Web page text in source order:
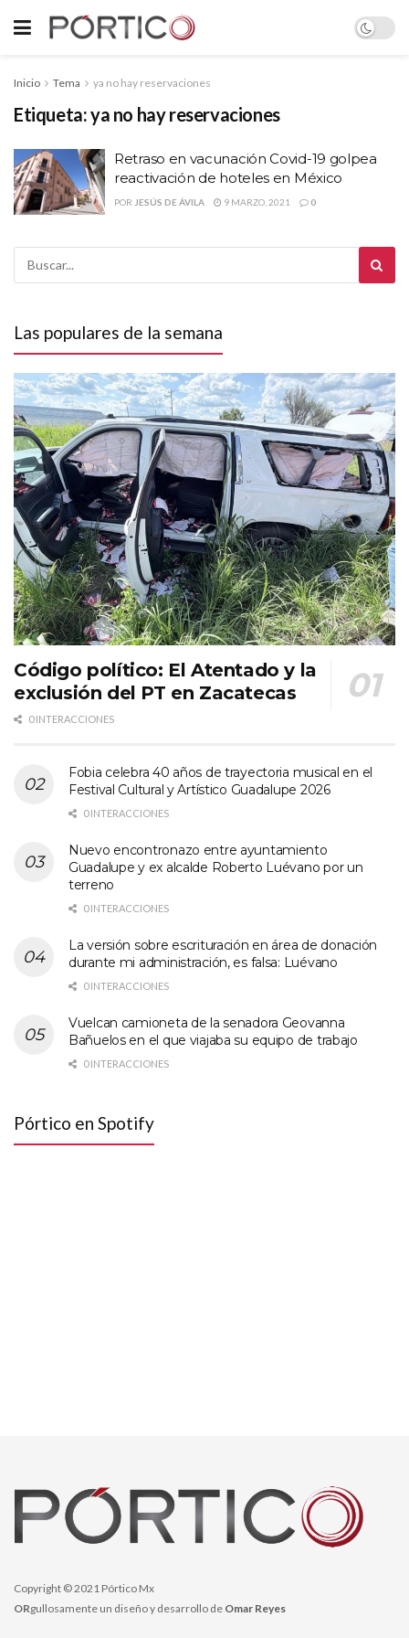
Inicio Tema ya no hay reservaciones
Etiqueta:ya no hay reservaciones
Retraso en vacunación Covid-19 golpea
reactivación de hoteles en México
POR JESÚS DE ÁVILA 9 MARZO, 2021 0
Las populares de la semana
Código político: El Atentado y la
exclusión del PT en Zacatecas
0 INTERACCIONES
Fobia celebra 40 años de trayectoria musical en el
Festival Cultural y Artístico Guadalupe 2026
0 INTERACCIONES
Nuevo encontronazo entre ayuntamiento
Guadalupe y ex alcalde Roberto Luévano por un
terreno
0 INTERACCIONES
La versión sobre escrituración en área de donación
durante mi administración, es falsa: Luévano
0 INTERACCIONES
Vuelcan camioneta de la senadora Geovanna
Bañuelos en el que viajaba su equipo de trabajo
0 INTERACCIONES
Pórtico en Spotify
Copyright © 2021 Pórtico Mx
ORgullosamente un diseño y desarrollo de Omar Reyes